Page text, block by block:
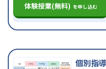
体験授業(無料) を申し込む
個別指